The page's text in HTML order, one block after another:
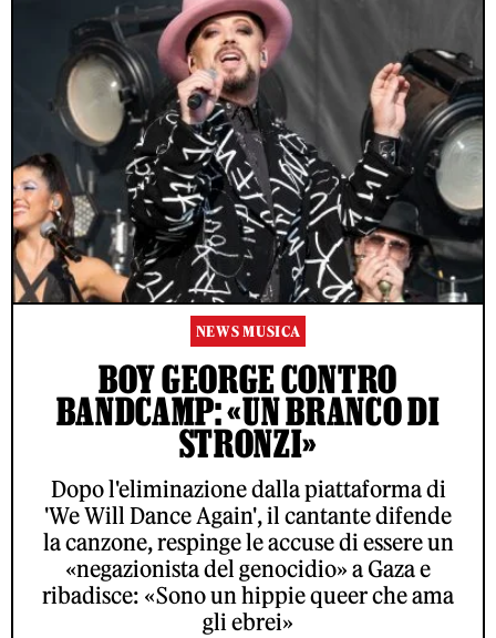
NEWS MUSICA
BOY GEORGE CONTRO
BANDCAMP: «UN BRANCO DI
STRONZI»
Dopo l'eliminazione dalla piattaforma di
'We Will Dance Again', il cantante difende
la canzone, respinge le accuse di essere un
«negazionista del genocidio» a Gaza e
ribadisce: «Sono un hippie queer che ama
gli ebrei»